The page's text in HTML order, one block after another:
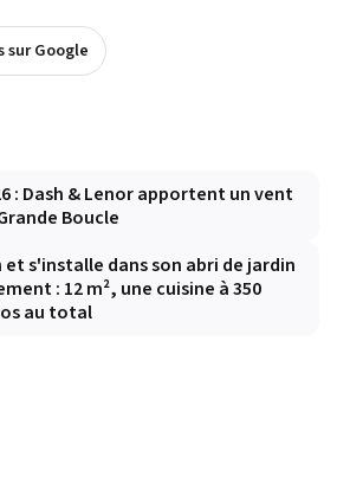
sur Google
: Dash & Lenor apportent un vent
Boucle
et s'installe dans son abri de jardin
: 12 m², une cuisine à 350
au total